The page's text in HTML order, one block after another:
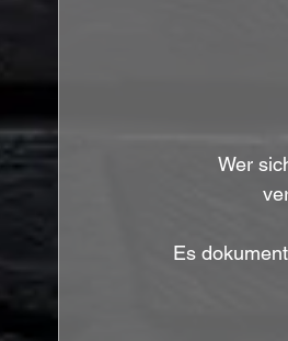
Wer
Es